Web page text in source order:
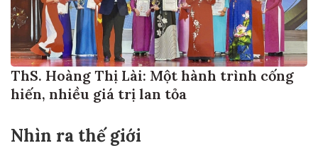
ThS. Hoàng Thị Lài: Một hành trình cống
hiến, nhiều giá trị lan tỏa
Nhìn ra thế giới